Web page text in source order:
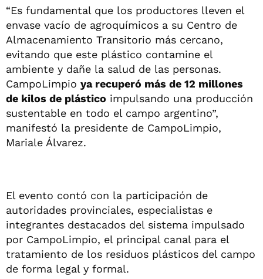
“Es fundamental que los productores lleven el
envase vacío de agroquímicos a su Centro de
Almacenamiento Transitorio más cercano,
evitando que este plástico contamine el
ambiente y dañe la salud de las personas.
CampoLimpio ya recuperó más de 12 millones
de kilos de plástico impulsando una producción
sustentable en todo el campo argentino”,
manifestó la presidente de CampoLimpio,
Mariale Álvarez.
El evento contó con la participación de
autoridades provinciales, especialistas e
integrantes destacados del sistema impulsado
por CampoLimpio, el principal canal para el
tratamiento de los residuos plásticos del campo
de forma legal y formal.